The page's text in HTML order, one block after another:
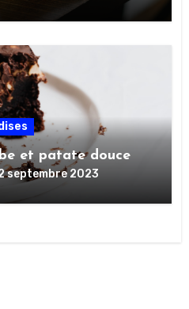
et patate douce
septembre 2023